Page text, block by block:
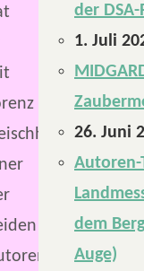
der
1. Juli
26. Juni
Autoren-
dem
Auge)